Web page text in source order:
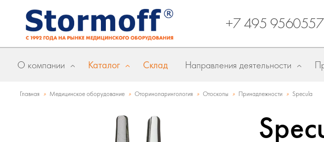
+7 495 9560557
О компании Каталог Склад Направления деятельности
Главная » Медицинское оборудование » Оториноларингология » Отоскопы » Принадлежности » Specula